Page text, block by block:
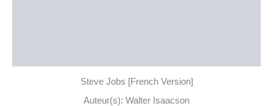
Steve Jobs [French Version]
Auteur(s): Walter Isaacson